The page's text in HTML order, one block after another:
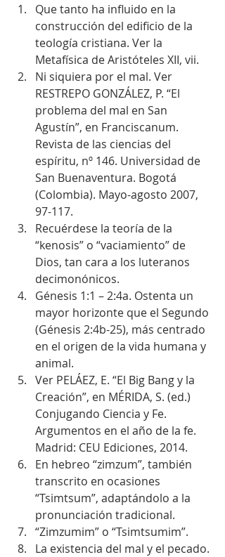
Que tanto ha influido en la
construcción del edificio de la
teología cristiana. Ver la
Metafísica de Aristóteles XII, vii.
Ni siquiera por el mal. Ver
RESTREPO GONZÁLEZ, P. “El
problema del mal en San
Agustín”, en Franciscanum.
Revista de las ciencias del
espíritu, nº 146. Universidad de
San Buenaventura. Bogotá
(Colombia). Mayo-agosto 2007,
97-117.
Recuérdese la teoría de la
“kenosis” o “vaciamiento” de
Dios, tan cara a los luteranos
decimonónicos.
Génesis 1:1 – 2:4a. Ostenta un
mayor horizonte que el Segundo
(Génesis 2:4b-25), más centrado
en el origen de la vida humana y
animal.
Ver PELÁEZ, E. “El Big Bang y la
Creación”, en MÉRIDA, S. (ed.)
Conjugando Ciencia y Fe.
Argumentos en el año de la fe.
Madrid: CEU Ediciones, 2014.
En hebreo “zimzum”, también
transcrito en ocasiones
“Tsimtsum”, adaptándolo a la
pronunciación tradicional.
“Zimzumim” o “Tsimtsumim”.
La existencia del mal y el pecado.